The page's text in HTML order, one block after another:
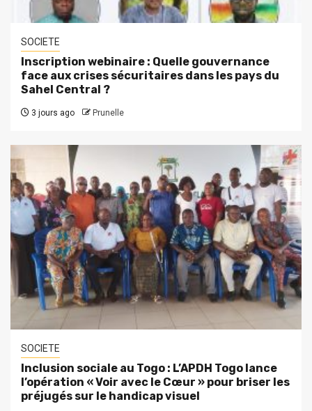
SOCIETE
Inscription webinaire : Quelle gouvernance
face aux crises sécuritaires dans les pays du
Sahel Central ?
3 jours ago Prunelle
SOCIETE
Inclusion sociale au Togo : L’APDH Togo lance
l’opération « Voir avec le Cœur » pour briser les
préjugés sur le handicap visuel